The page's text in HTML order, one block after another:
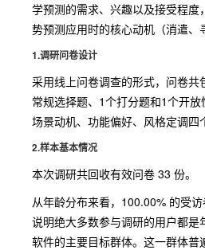
学预测的需求、兴趣以及接受程
势预测应用时的核心动机（消遣、
1.调研问卷设计
采用线上问卷调查的形式，问卷
常规选择题、1个打分题和1个开放
场景动机、功能偏好、风格定调四
2.样本基本情况
本次调研共回收有效问卷 33 份。
从年龄分布来看，100.00% 的受访
说明绝大多数参与调研的用户都
软件的主要目标群体。这一群体普